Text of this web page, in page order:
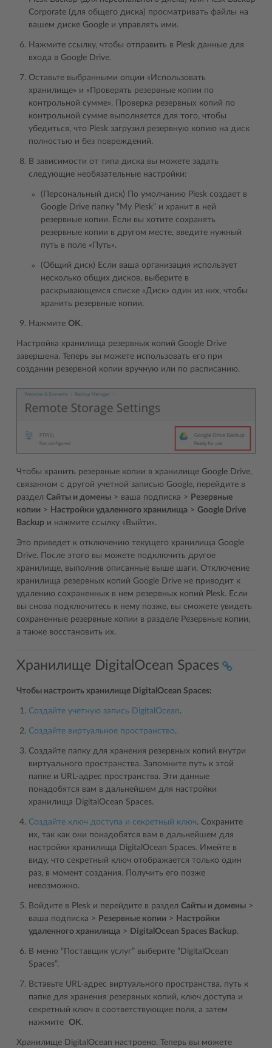
Corporate (для общего диска) просматривать файлы на
вашем диске Google и управлять ими.
Нажмите ссылку, чтобы отправить в Plesk данные для
входа в Google Drive.
Оставьте выбранными опции «Использовать
хранилище» и «Проверять резервные копии по
контрольной сумме». Проверка резервных копий по
контрольной сумме выполняется для того, чтобы
убедиться, что Plesk загрузил резервную копию на диск
полностью и без повреждений.
В зависимости от типа диска вы можете задать
следующие необязательные настройки:
(Персональный диск) По умолчанию Plesk создает в
Google Drive папку “My Plesk” и хранит в ней
резервные копии. Если вы хотите сохранять
резервные копии в другом месте, введите нужный
путь в поле «Путь».
(Общий диск) Если ваша организация использует
несколько общих дисков, выберите в
раскрывающемся списке «Диск» один из них, чтобы
хранить резервные копии.
Нажмите OK.
Настройка хранилища резервных копий Google Drive
завершена. Теперь вы можете использовать его при
создании резервной копии вручную или по расписанию.
Чтобы хранить резервные копии в хранилище Google Drive,
связанном с другой учетной записью Google, перейдите в
раздел Сайты и домены > ваша подписка > Резервные
копии > Настройки удаленного хранилища > Google Drive
Backup и нажмите ссылку «Выйти».
Это приведет к отключению текущего хранилища Google
Drive. После этого вы можете подключить другое
хранилище, выполнив описанные выше шаги. Отключение
хранилища резервных копий Google Drive не приводит к
удалению сохраненных в нем резервных копий Plesk. Если
вы снова подключитесь к нему позже, вы сможете увидеть
сохраненные резервные копии в разделе Резервные копии,
а также восстановить их.
Хранилище DigitalOcean Spaces
Чтобы настроить хранилище DigitalOcean Spaces:
Создайте учетную запись DigitalOcean.
Создайте виртуальное пространство.
Создайте папку для хранения резервных копий внутри
виртуального пространства. Запомните путь к этой
папке и URL-адрес пространства. Эти данные
понадобятся вам в дальнейшем для настройки
хранилища DigitalOcean Spaces.
Создайте ключ доступа и секретный ключ. Сохраните
их, так как они понадобятся вам в дальнейшем для
настройки хранилища DigitalOcean Spaces. Имейте в
виду, что секретный ключ отображается только один
раз, в момент создания. Получить его позже
невозможно.
Войдите в Plesk и перейдите в раздел Сайты и домены >
ваша подписка > Резервные копии > Настройки
удаленного хранилища > DigitalOcean Spaces Backup.
В меню “Поставщик услуг” выберите “DigitalOcean
Spaces”.
Вставьте URL-адрес виртуального пространства, путь к
папке для хранения резервных копий, ключ доступа и
секретный ключ в соответствующие поля, а затем
нажмите OK.
Хранилище DigitalOcean настроено. Теперь вы можете